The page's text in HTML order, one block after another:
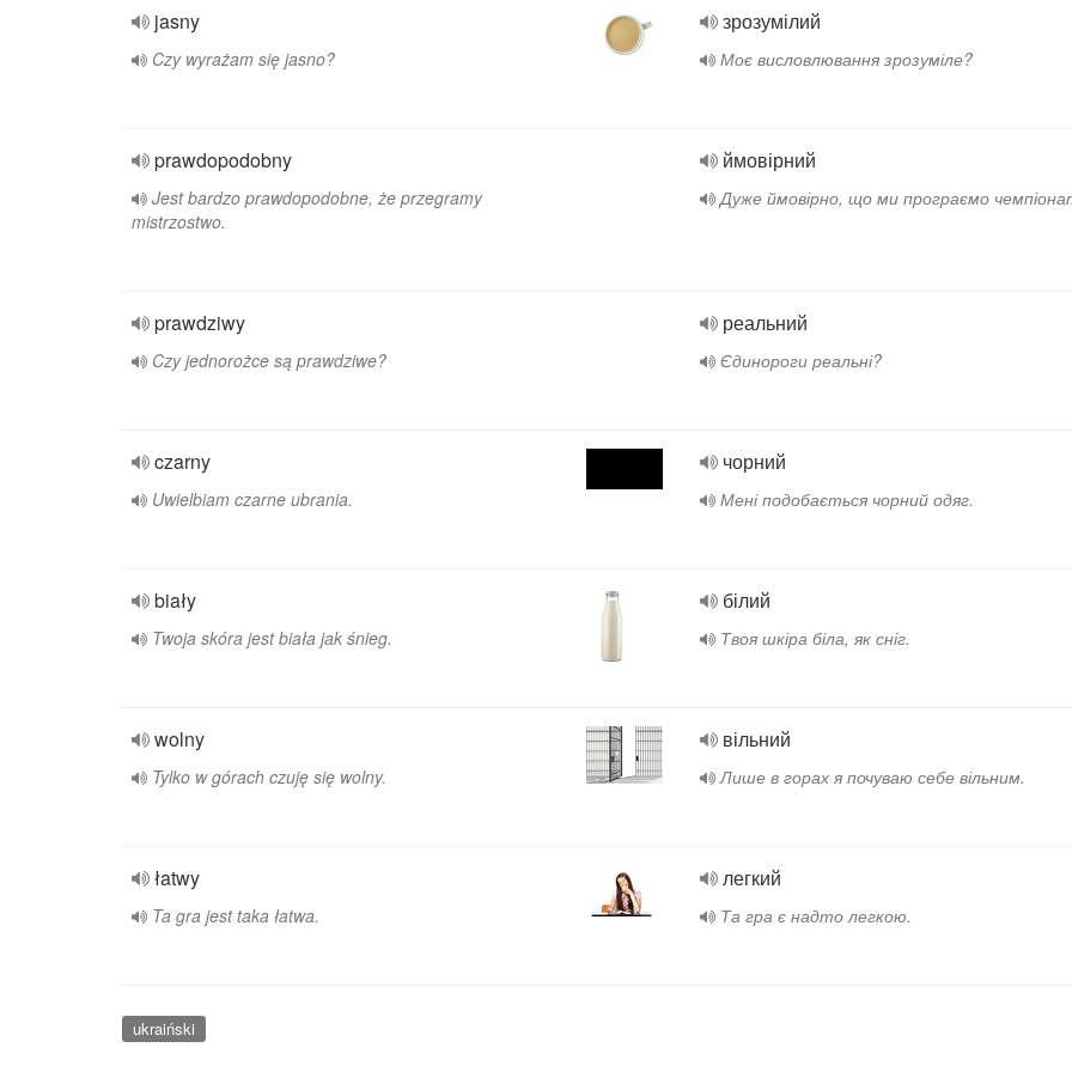
jasny
Czy wyrażam się jasno?
зрозумілий
Моє висловлювання зрозуміле?
prawdopodobny
Jest bardzo prawdopodobne, że przegramy
mistrzostwo.
ймовірний
Дуже ймовірно, що ми програємо
prawdziwy
Czy jednorożce są prawdziwe?
реальний
Єдинороги реальні?
czarny
Uwielbiam czarne ubrania.
чорний
Мені подобається чорний одяг.
biały
Twoja skóra jest biała jak śnieg.
білий
Твоя шкіра біла, як сніг.
wolny
Tylko w górach czuję się wolny.
вільний
Лише в горах я почуваю себе вільним.
łatwy
Ta gra jest taka łatwa.
легкий
Та гра є надто легкою.
ukraiński